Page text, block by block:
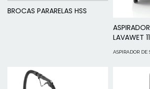
BROCAS PARARELAS HSS
LAVAWET
ASPIRADOR DE